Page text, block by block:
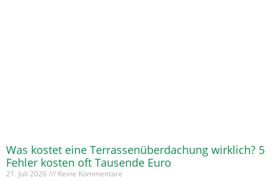
Was kostet eine Terrassenüberdachung wirklich? 5
Fehler kosten oft Tausende Euro
21. Juli 2026 Keine Kommentare